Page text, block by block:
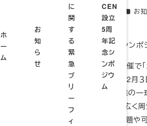
ホ
ー
ム
お
知
ら
せ
に
関
す
る
緊
急
ブ
リ
ー
フ
ィ
CEN
設立
5周
年記
念シ
ンポ
ジウ
ム
更新日
2022年2月17日 カテゴ
お
「2020年度バイオマス産業都市推進シンポ
一般社団法人日本有機資源協会の主催で
ム」がZOOMによるオンライン方式で2
2020年度地域資源活用展開支援事業の
ため、最新の政策動向や取組事例を広く
ともに、バイオマス事業を取り巻く課題